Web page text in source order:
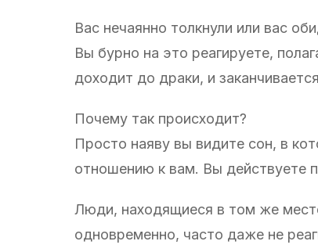
Вас нечаянно толкнули или вас
Вы бурно на это реагируете,
доходит до драки, и
Почему так происходит?
Просто наяву вы видите сон, в
отношению к вам. Вы действуете
Люди, находящиеся в том же
одновременно, часто даже не